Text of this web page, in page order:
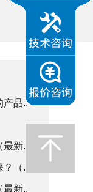
产品..
新..
（..
最新..